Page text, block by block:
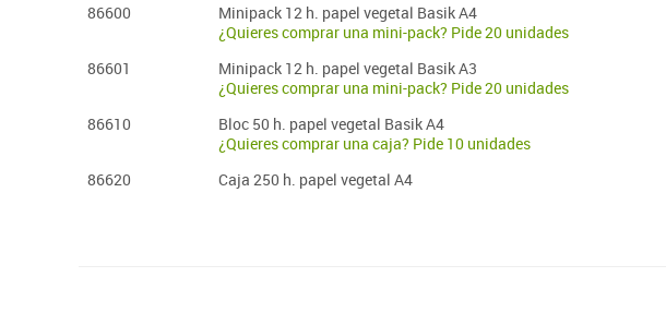
86600
Minipack 12 h. papel vegetal Basik A4
¿Quieres comprar una mini-pack? Pide 20 unidades
86601
Minipack 12 h. papel vegetal Basik A3
¿Quieres comprar una mini-pack? Pide 20 unidades
86610
Bloc 50 h. papel vegetal Basik A4
¿Quieres comprar una caja? Pide 10 unidades
86620 Caja 250 h. papel vegetal A4